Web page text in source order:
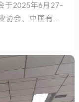
于2025年6月27-
协会、中国有色
山就是金山银
，实现有色金属